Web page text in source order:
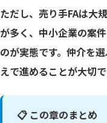
ただし、売り手FAは大
が多く、中小企業の案
のが実態です。仲介を
えで進めることが大切で
📋 この章のまとめ